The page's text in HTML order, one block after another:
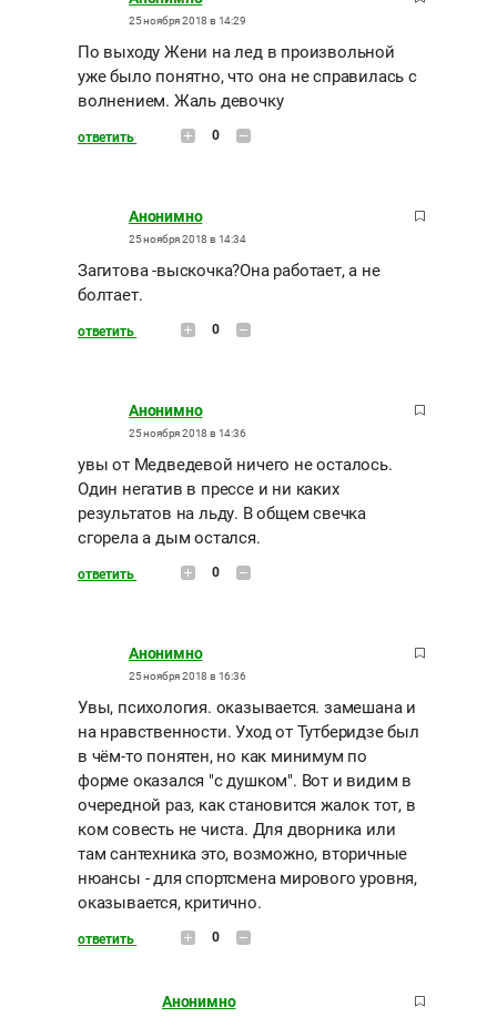
25 ноября 2018 в 14:29
По выходу Жени на лед в произвольной
уже было понятно, что она не справилась с
волнением. Жаль девочку
ответить 0
Анонимно
25 ноября 2018 в 14:34
Загитова -выскочка?Она работает, а не
болтает.
ответить 0
Анонимно
25 ноября 2018 в 14:36
увы от Медведевой ничего не осталось.
Один негатив в прессе и ни каких
результатов на льду. В общем свечка
сгорела а дым остался.
ответить 0
Анонимно
25 ноября 2018 в 16:36
Увы, психология. оказывается. замешана и
на нравственности. Уход от Тутберидзе был
в чём-то понятен, но как минимум по
форме оказался "с душком". Вот и видим в
очередной раз, как становится жалок тот, в
ком совесть не чиста. Для дворника или
там сантехника это, возможно, вторичные
нюансы - для спортсмена мирового уровня,
оказывается, критично.
ответить 0
Анонимно